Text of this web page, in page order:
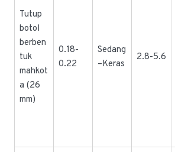
Tutup
botol
berben
tuk
mahkot
a (26
mm)
0.18-
0.22
Sedang
–Keras
2.8-5.6